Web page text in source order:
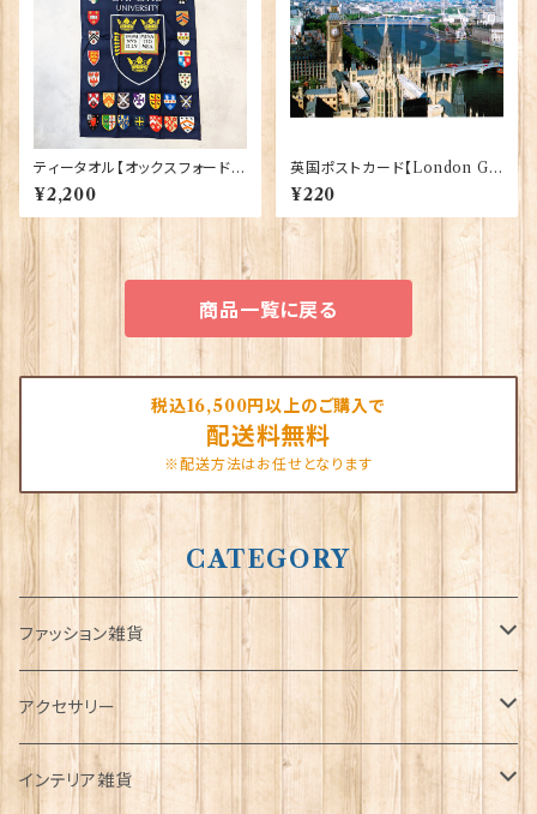
ティータオル【オックスフォード大
学紋章】Elgate Products 50
001-K
¥2,200
英国ポストカード【London G】
J.Salmon 90083-045
¥220
商品一覧に戻る
税込16,500円以上のご購入で
配送料無料
※配送方法はお任せとなります
CATEGORY
ファッション雑貨
タータンネクタイ
帽子
アクセサリー
ORTAK
インテリア雑貨